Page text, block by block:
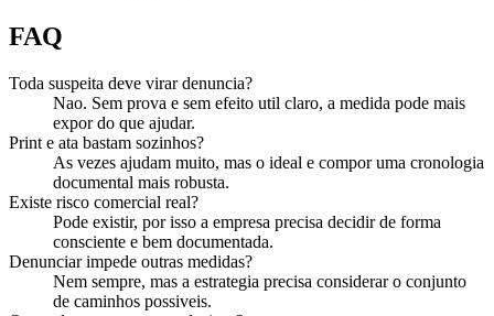
FAQ
Toda suspeita deve virar denuncia?
Nao. Sem prova e sem efeito util claro, a medida pode mais
expor do que ajudar.
Print e ata bastam sozinhos?
As vezes ajudam muito, mas o ideal e compor uma cronologia
documental mais robusta.
Existe risco comercial real?
Pode existir, por isso a empresa precisa decidir de forma
consciente e bem documentada.
Denunciar impede outras medidas?
Nem sempre, mas a estrategia precisa considerar o conjunto
de caminhos possiveis.